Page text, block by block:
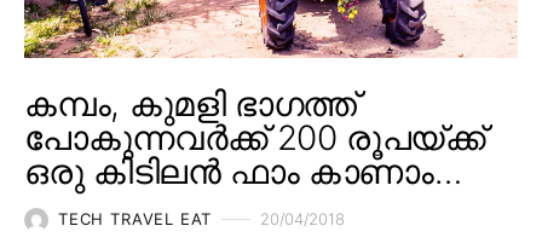
കമ്പം, കുമളി ഭാഗത്ത്
പോകുന്നവർക്ക് 200 രൂപയ്ക്ക്
ഒരു കിടിലൻ ഫാം കാണാം…
TECH TRAVEL EAT 20/04/2018